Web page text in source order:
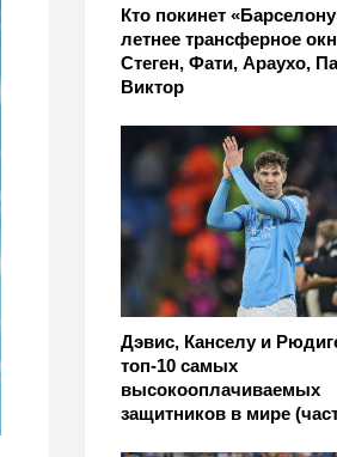
Кто покинет
летнее трансферное
Стеген, Фати, Араухо,
Виктор
Дэвис, Канселу и
топ-10 самых
высокооплачиваемых
защитников в мире